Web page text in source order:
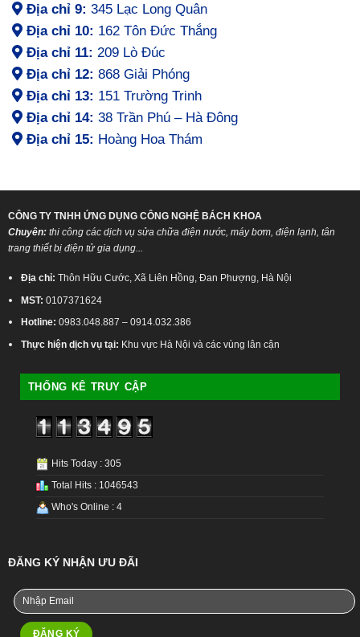
Địa chỉ 9: 345 Lạc Long Quân
Địa chỉ 10: 162 Tôn Đức Thắng
Địa chỉ 11: 209 Lò Đúc
Địa chỉ 12: 868 Giải Phóng
Địa chỉ 13: 151 Trường Trinh
Địa chỉ 14: 38 Trần Phú – Hà Đông
Địa chỉ 15: Hoàng Hoa Thám
CÔNG TY TNHH ỨNG DỤNG CÔNG NGHỆ BÁCH KHOA
Chuyên: thi công các dịch vụ sửa chữa điện nước, máy bơm, điện lạnh, tân
trang thiết bị điện tử gia dụng...
Địa chỉ: Thôn Hữu Cước, Xã Liên Hồng, Đan Phượng, Hà Nội
MST: 0107371624
Hotline: 0983.048.887 – 0914.032.386
Thực hiện dịch vụ tại: Khu vực Hà Nội và các vùng lân cận
THỐNG KÊ TRUY CẬP
Hits Today : 305
Total Hits : 1046543
Who's Online : 4
ĐĂNG KÝ NHẬN ƯU ĐÃI